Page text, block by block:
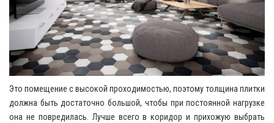
Это помещение с высокой проходимостью, поэтому толщина плитки
должна быть достаточно большой, чтобы при постоянной нагрузке
она не повредилась. Лучше всего в коридор и прихожую выбрать